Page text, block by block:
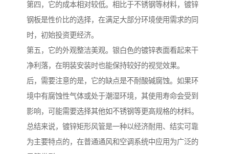
第四，它的成本相对较低。相比于不锈钢等材料，镀锌
钢板是性价比的选择，在满足大部分环境使用需求的同
时，初始投资更经济。
第五，它的外观整洁美观。银白色的镀锌表面看起来干
净利落，在明装安装时也能保持较好的视觉效果。
后，需要注意的是，它的缺点是不耐酸碱腐蚀。如果环
境中有腐蚀性气体或处于潮湿环境，其使用寿命会受到
影响，可能需要选择其他如不锈钢等更高规格的材料。
总结来说，镀锌矩形风管是一种以经济耐用、结实可靠
为主要特点的，在普通通风和空调系统中应用为广泛的